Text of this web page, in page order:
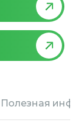
Полезная